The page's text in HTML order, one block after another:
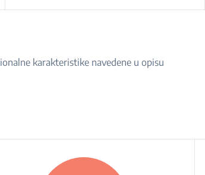
karakteristike navedene u opisu